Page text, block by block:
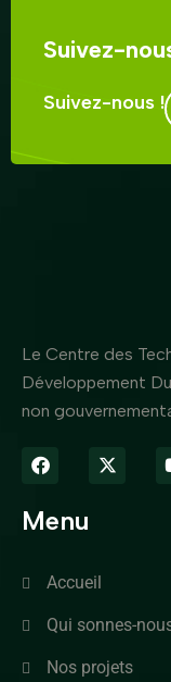
Suivez-
Suivez-nous !
Le Centre des
Développement
non
Menu
Accueil
Qui sonnes-
Nos projets